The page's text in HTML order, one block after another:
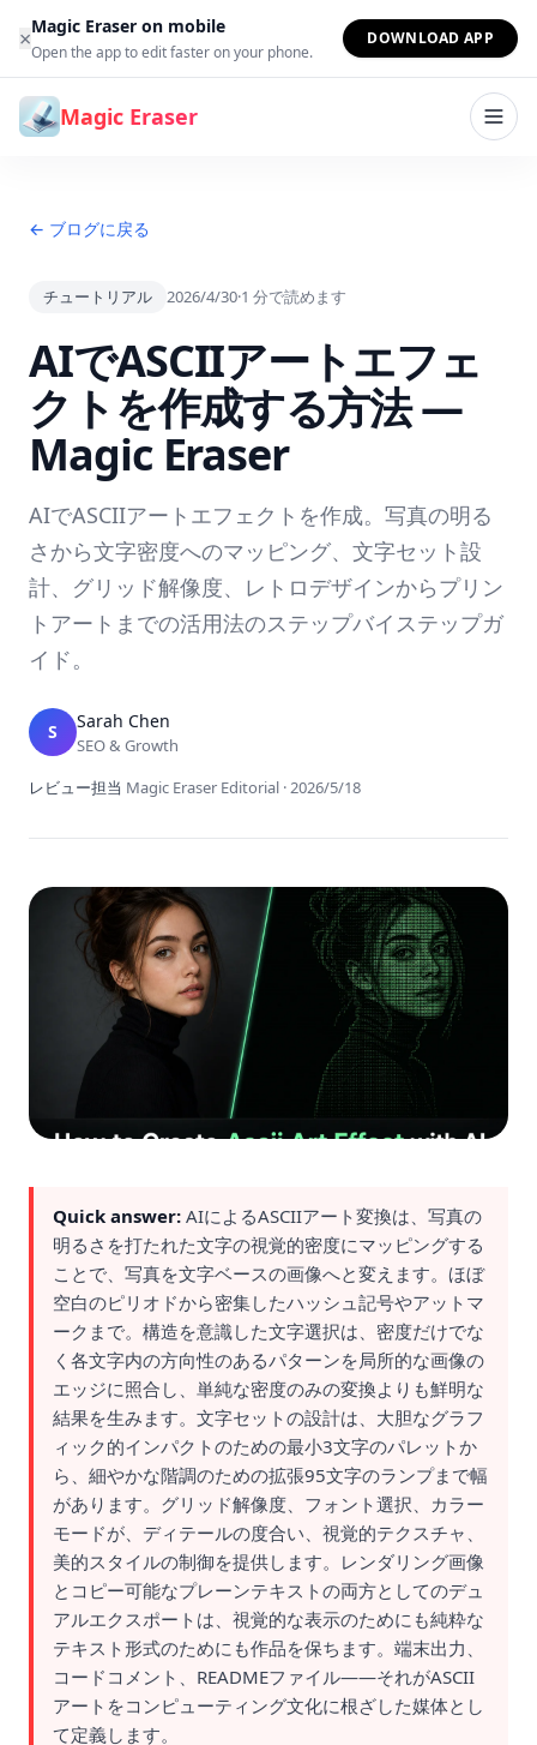
コンテンツへスキップ
×Magic Eraser on mobile
Open the app to edit faster on your phone.
DOWNLOAD APP
Magic Eraser
← ブログに戻る
チュートリアル 2026/4/30·1 分で読めます
AIでASCIIアートエフェ
クトを作成する方法 —
Magic Eraser
AIでASCIIアートエフェクトを作成。写真の明る
さから文字密度へのマッピング、文字セット設
計、グリッド解像度、レトロデザインからプリン
トアートまでの活用法のステップバイステップガ
イド。
S Sarah Chen
SEO & Growth
レビュー担当 Magic Eraser Editorial ·2026/5/18
Quick answer: AIによるASCIIアート変換は、写真の
明るさを打たれた文字の視覚的密度にマッピングする
ことで、写真を文字ベースの画像へと変えます。ほぼ
空白のピリオドから密集したハッシュ記号やアットマ
ークまで。構造を意識した文字選択は、密度だけでな
く各文字内の方向性のあるパターンを局所的な画像の
エッジに照合し、単純な密度のみの変換よりも鮮明な
結果を生みます。文字セットの設計は、大胆なグラフ
ィック的インパクトのための最小3文字のパレットか
ら、細やかな階調のための拡張95文字のランプまで幅
があります。グリッド解像度、フォント選択、カラー
モードが、ディテールの度合い、視覚的テクスチャ、
美的スタイルの制御を提供します。レンダリング画像
とコピー可能なプレーンテキストの両方としてのデュ
アルエクスポートは、視覚的な表示のためにも純粋な
テキスト形式のためにも作品を保ちます。端末出力、
コードコメント、READMEファイル——それがASCII
アートをコンピューティング文化に根ざした媒体とし
て定義します。